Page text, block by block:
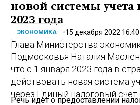
новой системы учета
2023 года
ЭКОНОМИКА 15 декабря 2022 16:40
Глава Министерства
Подмосковья Наталия
что с 1 января 2023 года в
действовать новая система
через Единый налоговый счет
Речь идет о предоставлении